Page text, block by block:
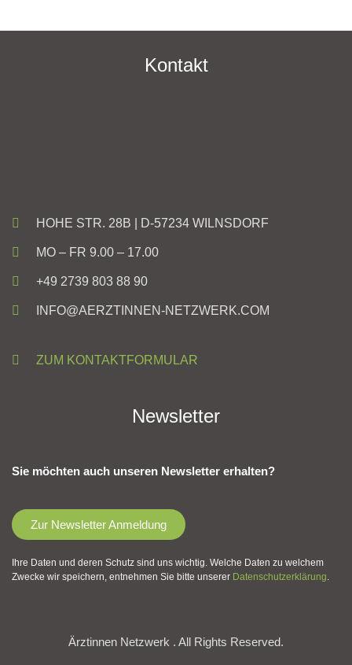
Kontakt
HOHE STR. 28B | D-57234 WILNSDORF
MO – FR 9.00 – 17.00
+49 2739 803 88 90
INFO@AERZTINNEN-NETZWERK.COM
ZUM KONTAKTFORMULAR
Newsletter
Sie möchten auch unseren Newsletter erhalten?
Zur Newsletter Anmeldung
Ihre Daten und deren Schutz sind uns wichtig. Welche Daten zu welchem
Zwecke wir speichern, entnehmen Sie bitte unserer Datenschutzerklärung.
Ärztinnen Netzwerk . All Rights Reserved.